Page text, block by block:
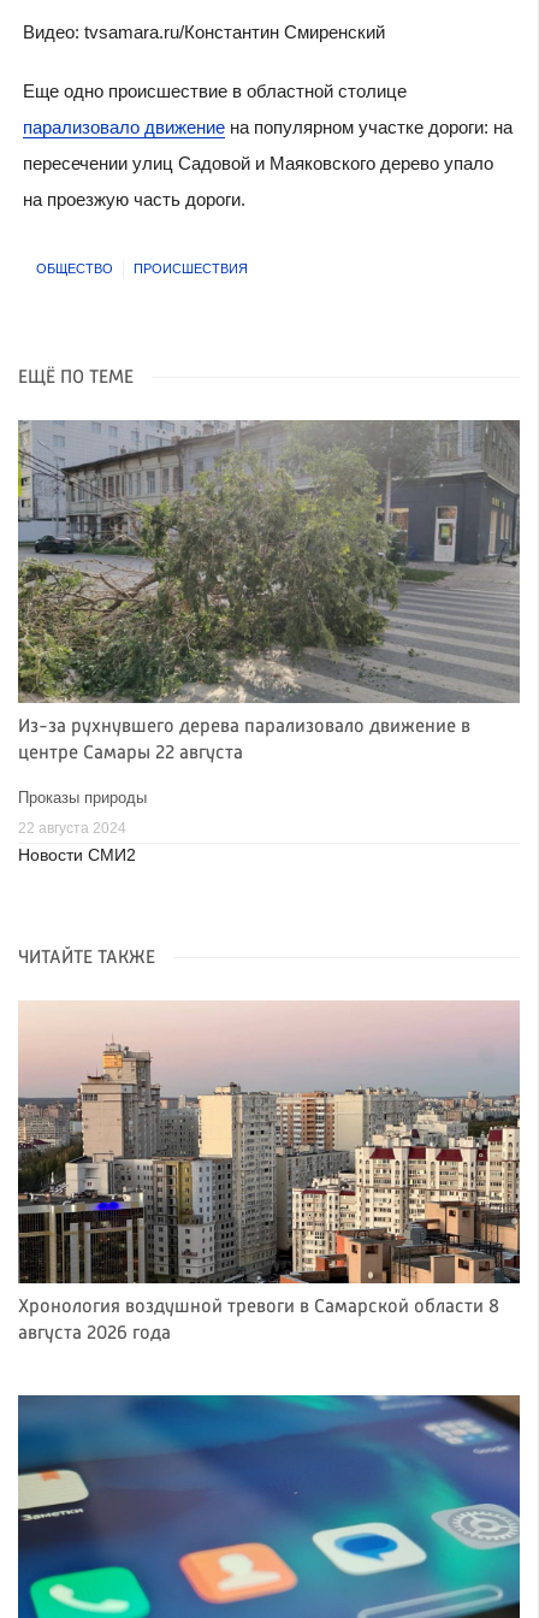
Видео: tvsamara.ru/Константин Смиренский
Еще одно происшествие в областной столице
парализовало движениена популярном участке дороги: на
пересечении улиц Садовой и Маяковского дерево упало
на проезжую часть дороги.
ОБЩЕСТВО ПРОИСШЕСТВИЯ
ЕЩЁ ПО ТЕМЕ
Из-за рухнувшего дерева парализовало движение в
центре Самары 22 августа
Проказы природы
22 августа 2024
Новости СМИ2
ЧИТАЙТЕ ТАКЖЕ
Хронология воздушной тревоги в Самарской области 8
августа 2026 года